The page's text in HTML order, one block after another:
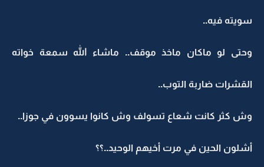
سويته فيه..
وحتى لو ماكان ماخذ موقف.. ماشاء الله سمعة خواته
القشرات ضاربة التوب..
وش كثر كانت شعاع تسولف وش كانوا يسوون في جوزا..
أشلون الحين في مرت أخيهم الوحيد..؟؟